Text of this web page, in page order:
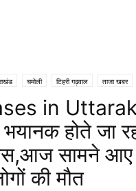
चमोली टिहरी गढ़वाल ताजा खबर
in
होते जा
सामने
की मौत